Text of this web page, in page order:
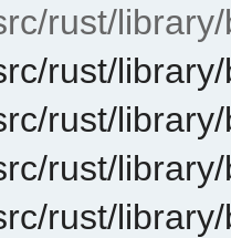
rust/
rust/
rust/
rust/
rust/